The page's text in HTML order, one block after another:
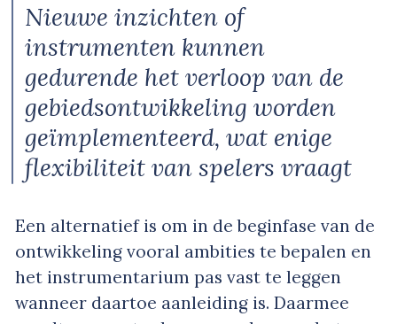
Nieuwe inzichten of
instrumenten kunnen
gedurende het verloop van de
gebiedsontwikkeling worden
geïmplementeerd, wat enige
flexibiliteit van spelers vraagt
Een alternatief is om in de beginfase van de
ontwikkeling vooral ambities te bepalen en
het instrumentarium pas vast te leggen
wanneer daartoe aanleiding is. Daarmee